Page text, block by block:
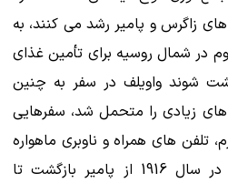
زاگرس و پامیر رشد می کنند، به
در شمال روسیه برای تأمین غذای
شوند واویلف در سفر به چنین
زیادی را متحمل شد، سفرهایی
تلفن های همراه و ناوبری ماهواره
ای غیرممکن است. واویلف در سال 1916 از پامیر بازگشت تا